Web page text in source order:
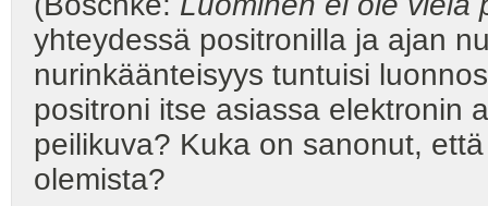
yhteydessä positronilla ja ajan
nurinkäänteisyys tuntuisi
positroni itse asiassa elektronin
peilikuva? Kuka on sanonut,
olemista?